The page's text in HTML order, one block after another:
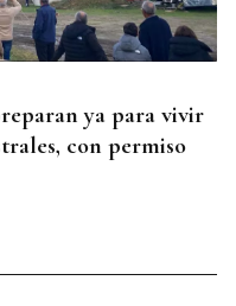
ya para vivir
con permiso